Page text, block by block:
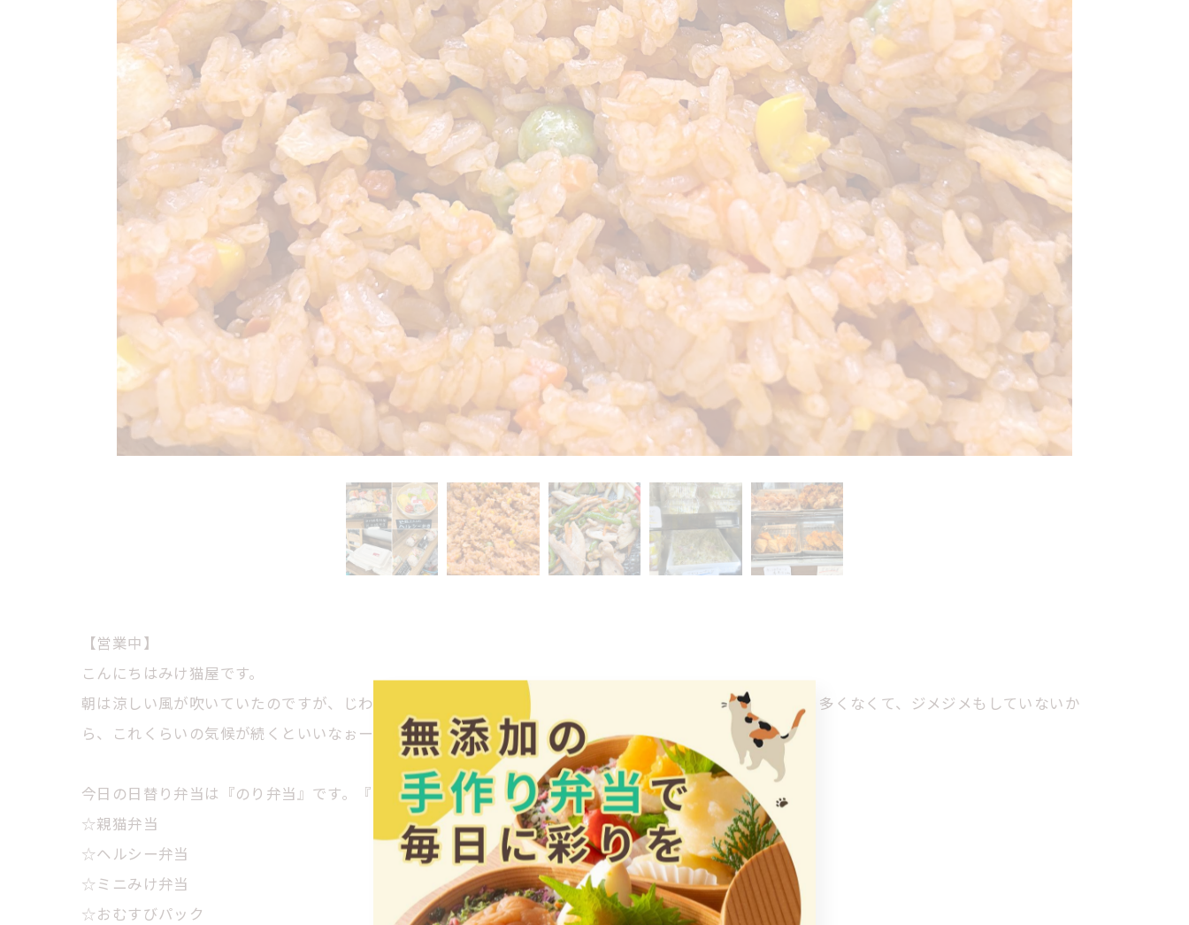
【営業中】
こんにちはみけ猫屋です。
朝は涼しい風が吹いていたのですが、じわじわと暑くなってきましたね。梅雨入りしたものの、雨はあまり多くなくて、ジメジメもしていないか
ら、これくらいの気候が続くといいなぉーと思っていますが…。今年の梅雨はどんな感じなのかな？
今日の日替り弁当は『のり弁当』です。『キーマカレー』もありますよ！←残りわずかです。
☆親猫弁当
☆ヘルシー弁当
☆ミニみけ弁当
☆おむすびパック